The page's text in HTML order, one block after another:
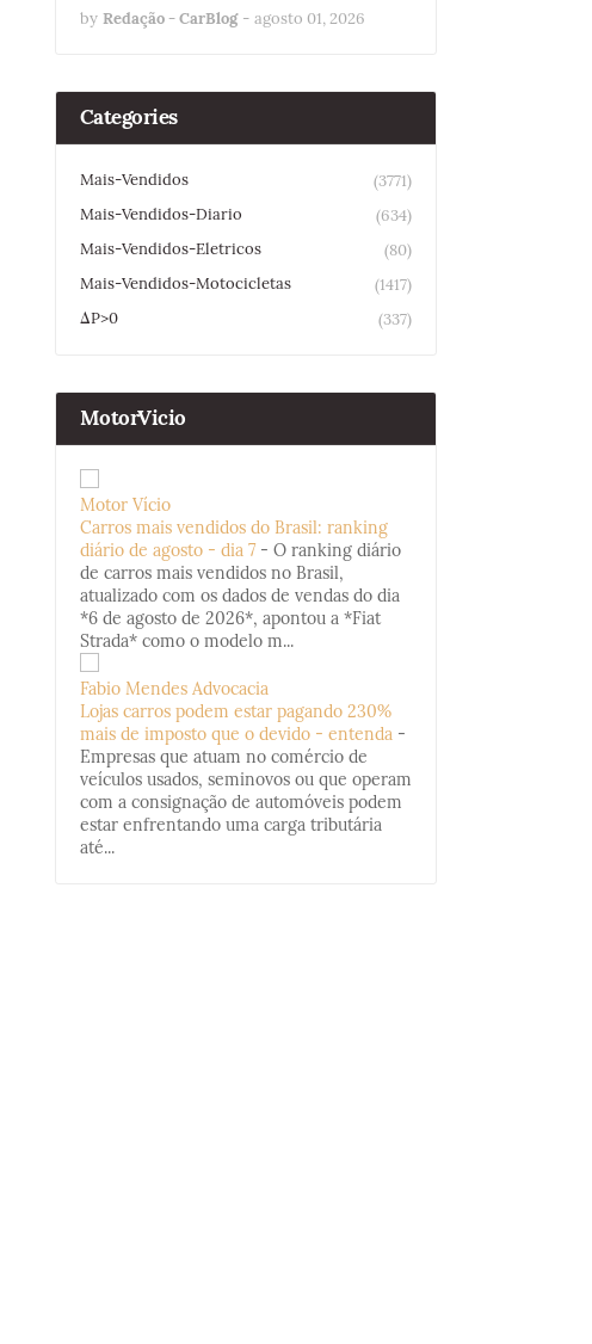
by Redação - CarBlog - agosto 01, 2026
Categories
Mais-Vendidos
(3771)
Mais-Vendidos-Diario
(634)
Mais-Vendidos-Eletricos
(80)
Mais-Vendidos-Motocicletas
(1417)
ΔP>0
(337)
MotorVicio
Motor Vício
Carros mais vendidos do Brasil: ranking
diário de agosto - dia 7 - O ranking diário
de carros mais vendidos no Brasil,
atualizado com os dados de vendas do dia
*6 de agosto de 2026*, apontou a *Fiat
Strada* como o modelo m...
Fabio Mendes Advocacia
Lojas carros podem estar pagando 230%
mais de imposto que o devido - entenda -
Empresas que atuam no comércio de
veículos usados, seminovos ou que operam
com a consignação de automóveis podem
estar enfrentando uma carga tributária
até...